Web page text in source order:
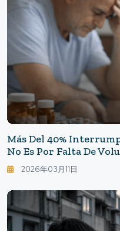
Más Del 40%
No Es Por Falta De
Continuar El
Enfermedades
Tratamiento"
2026年03月11日